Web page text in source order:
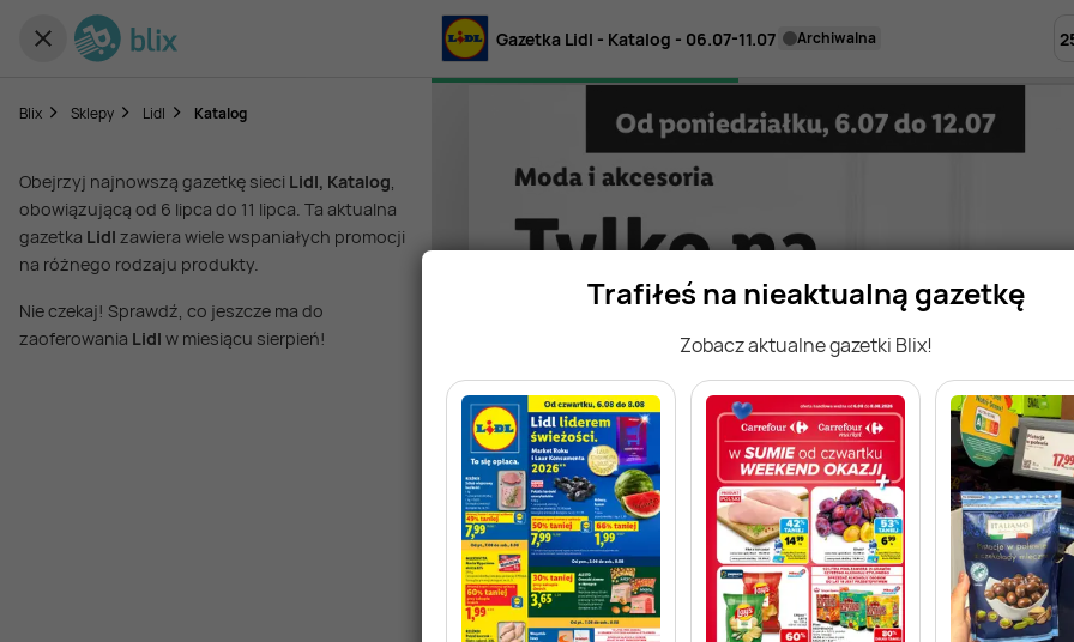
Trafiłeś na nieaktualną gazetkę
Zobacz aktualne gazetki Blix!
Gazetka Lidl - Katalog - 06.07-11.07 archiwalna
Blix Sklepy Lidl Katalog
Obejrzyj najnowszą gazetkę sieci Lidl, Katalog,
obowiązującą od 6 lipca do 11 lipca. Ta aktualna
gazetka Lidl zawiera wiele wspaniałych promocji
na różnego rodzaju produkty.
Nie czekaj! Sprawdź, co jeszcze ma do
zaoferowania Lidl w miesiącu sierpień!